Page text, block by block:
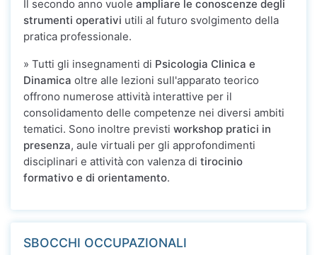
Il secondo anno vuole ampliare le conoscenze degli
strumenti operativi utili al futuro svolgimento della
pratica professionale.
» Tutti gli insegnamenti di Psicologia Clinica e
Dinamica oltre alle lezioni sull'apparato teorico
offrono numerose attività interattive per il
consolidamento delle competenze nei diversi ambiti
tematici. Sono inoltre previsti workshop pratici in
presenza, aule virtuali per gli approfondimenti
disciplinari e attività con valenza di tirocinio
formativo e di orientamento.
SBOCCHI OCCUPAZIONALI